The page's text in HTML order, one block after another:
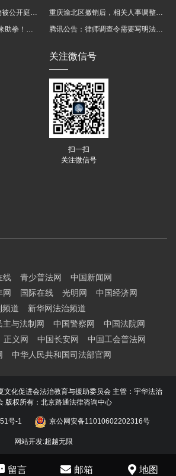
海南7人非法收售野生动物被公开庭审 涉案金额2100多万
老子殴打防疫人员、儿子来助拳！均被判刑
重庆渝北区撤销后，相关人事调整再披露
腾讯公告：律师调查令需要写明法官手机号，2025年12月31日后施行
关注微信号
扫一扫
关注微信号
线 青少普法网
中国新闻网
网 国际在线 光明网
中国经济网
频道
新华网法治频道
主与法制网 中国警察网
中国法院网
正义网 中国长安网
中国工会普法网
中华人民共和国司法部官网
文化促进会法治教育与援助委员会 主管：宇华法治
版权所有：北京路通法律咨询中心
号-1 京公网安备11010602202316号
网站开发:超越无限
留言 邮箱 地图